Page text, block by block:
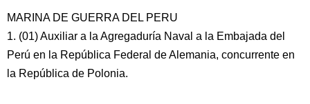
MARINA DE GUERRA DEL PERU
1. (01) Auxiliar a la Agregaduría Naval a la Embajada del
Perú en la República Federal de Alemania, concurrente en
la República de Polonia.